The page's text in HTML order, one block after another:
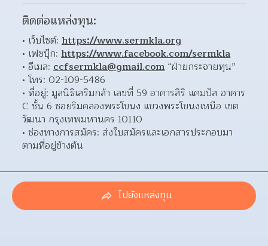
ติดต่อแหล่งทุน:
เว็บไซต์: https://www.sermkla.org
เฟซบุ๊ก: https://www.facebook.com/sermkla
อีเมล: ccfsermkla@gmail.com “ฝ่ายกระจายทุน”
โทร: 02-109-5486
ที่อยู่: มูลนิธิเสริมกล้า เลขที่ 59 อาคารสิริ แคมปัส อาคาร
C ชั้น 6 ซอยริมคลองพระโขนง แขวงพระโขนงเหนือ เขต
วัฒนา กรุงเทพมหานคร 10110
ช่องทางการสมัคร: ส่งใบสมัครและเอกสารประกอบมา
ตามที่อยู่ข้างต้น
ไปยังแหล่งทุน